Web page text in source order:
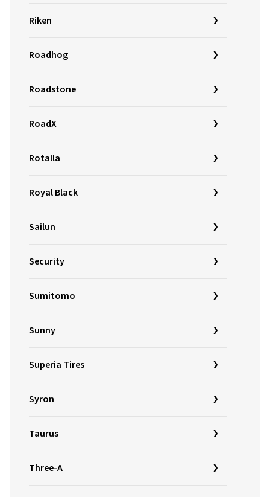
Riken
Roadhog
Roadstone
RoadX
Rotalla
Royal Black
Sailun
Security
Sumitomo
Sunny
Superia Tires
Syron
Taurus
Three-A